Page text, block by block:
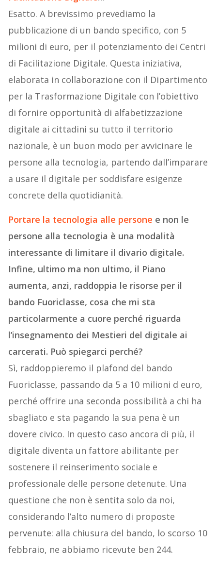
Esatto. A brevissimo prevediamo la
pubblicazione di un bando specifico, con 5
milioni di euro, per il potenziamento dei Centri
di Facilitazione Digitale. Questa iniziativa,
elaborata in collaborazione con il Dipartimento
per la Trasformazione Digitale con l’obiettivo
di fornire opportunità di alfabetizzazione
digitale ai cittadini su tutto il territorio
nazionale, è un buon modo per avvicinare le
persone alla tecnologia, partendo dall’imparare
a usare il digitale per soddisfare esigenze
concrete della quotidianità.
Portare la tecnologia alle persone e non le
persone alla tecnologia è una modalità
interessante di limitare il divario digitale.
Infine, ultimo ma non ultimo, il Piano
aumenta, anzi, raddoppia le risorse per il
bando Fuoriclasse, cosa che mi sta
particolarmente a cuore perché riguarda
l’insegnamento dei Mestieri del digitale ai
carcerati. Può spiegarci perché?
Sì, raddoppieremo il plafond del bando
Fuoriclasse, passando da 5 a 10 milioni d euro,
perché offrire una seconda possibilità a chi ha
sbagliato e sta pagando la sua pena è un
dovere civico. In questo caso ancora di più, il
digitale diventa un fattore abilitante per
sostenere il reinserimento sociale e
professionale delle persone detenute. Una
questione che non è sentita solo da noi,
considerando l’alto numero di proposte
pervenute: alla chiusura del bando, lo scorso 10
febbraio, ne abbiamo ricevute ben 244.